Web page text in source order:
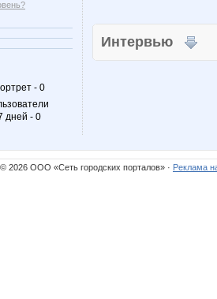
- 0
дней - 0
Интервью
© 2026 ООО «Сеть городских порталов» · Реклама